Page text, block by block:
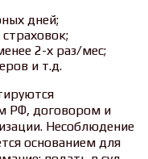
дней;
2-х раз/мес;
и т.д.
РФ, договором и
Несоблюдение
основанием для